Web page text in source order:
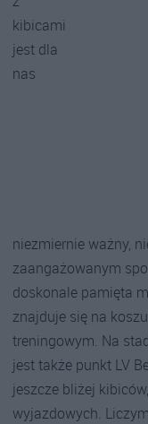
kibicami
jest dla
nas
niezmiernie ważny,
zaangażowanym
doskonale pamięta
znajduje się na
treningowym. Na
jest także punkt LV
jeszcze bliżej
wyjazdowych.